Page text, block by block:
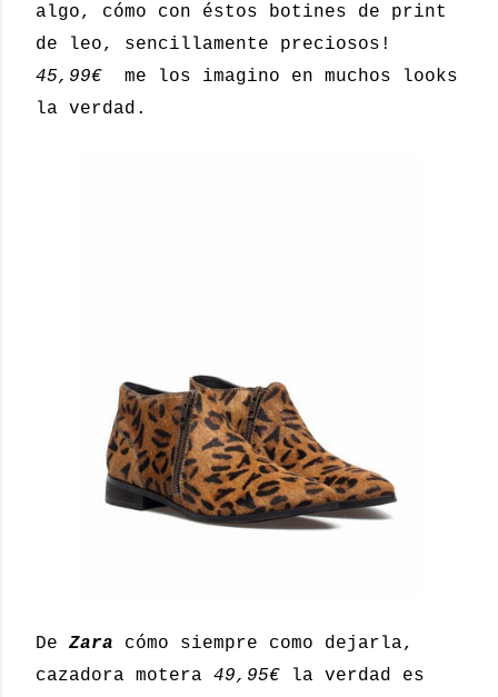
algo, cómo con éstos botines de print
de leo, sencillamente preciosos!
45,99€ me los imagino en muchos looks
la verdad.
De Zara cómo siempre como dejarla,
cazadora motera 49,95€ la verdad es